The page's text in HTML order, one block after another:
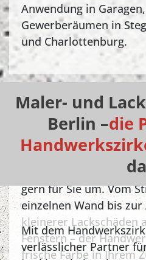
Anwendung in
Gewerberäumen in
und Charlottenburg.
Maler- und
unser
Projekte
Auch kleinere
gern für Sie um. Vom
einzelnen Wand bis zur
kleinerer Lackschäden
Fenstern – der
frische Farbe in Ihrem
Maler- und
Berlin –die
da
Mit dem
verlässlicher Partner